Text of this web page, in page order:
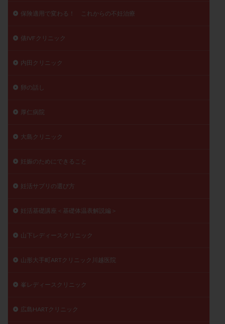
保険適用で変わる！ これからの不妊治療
俵IVFクリニック
内田クリニック
卵の話し
厚仁病院
大島クリニック
妊娠のためにできること
妊活サプリの選び方
妊活基礎講座＜基礎体温表解説編＞
山下レディースクリニック
山形大手町ARTクリニック川越医院
峯レディースクリニック
広島HARTクリニック